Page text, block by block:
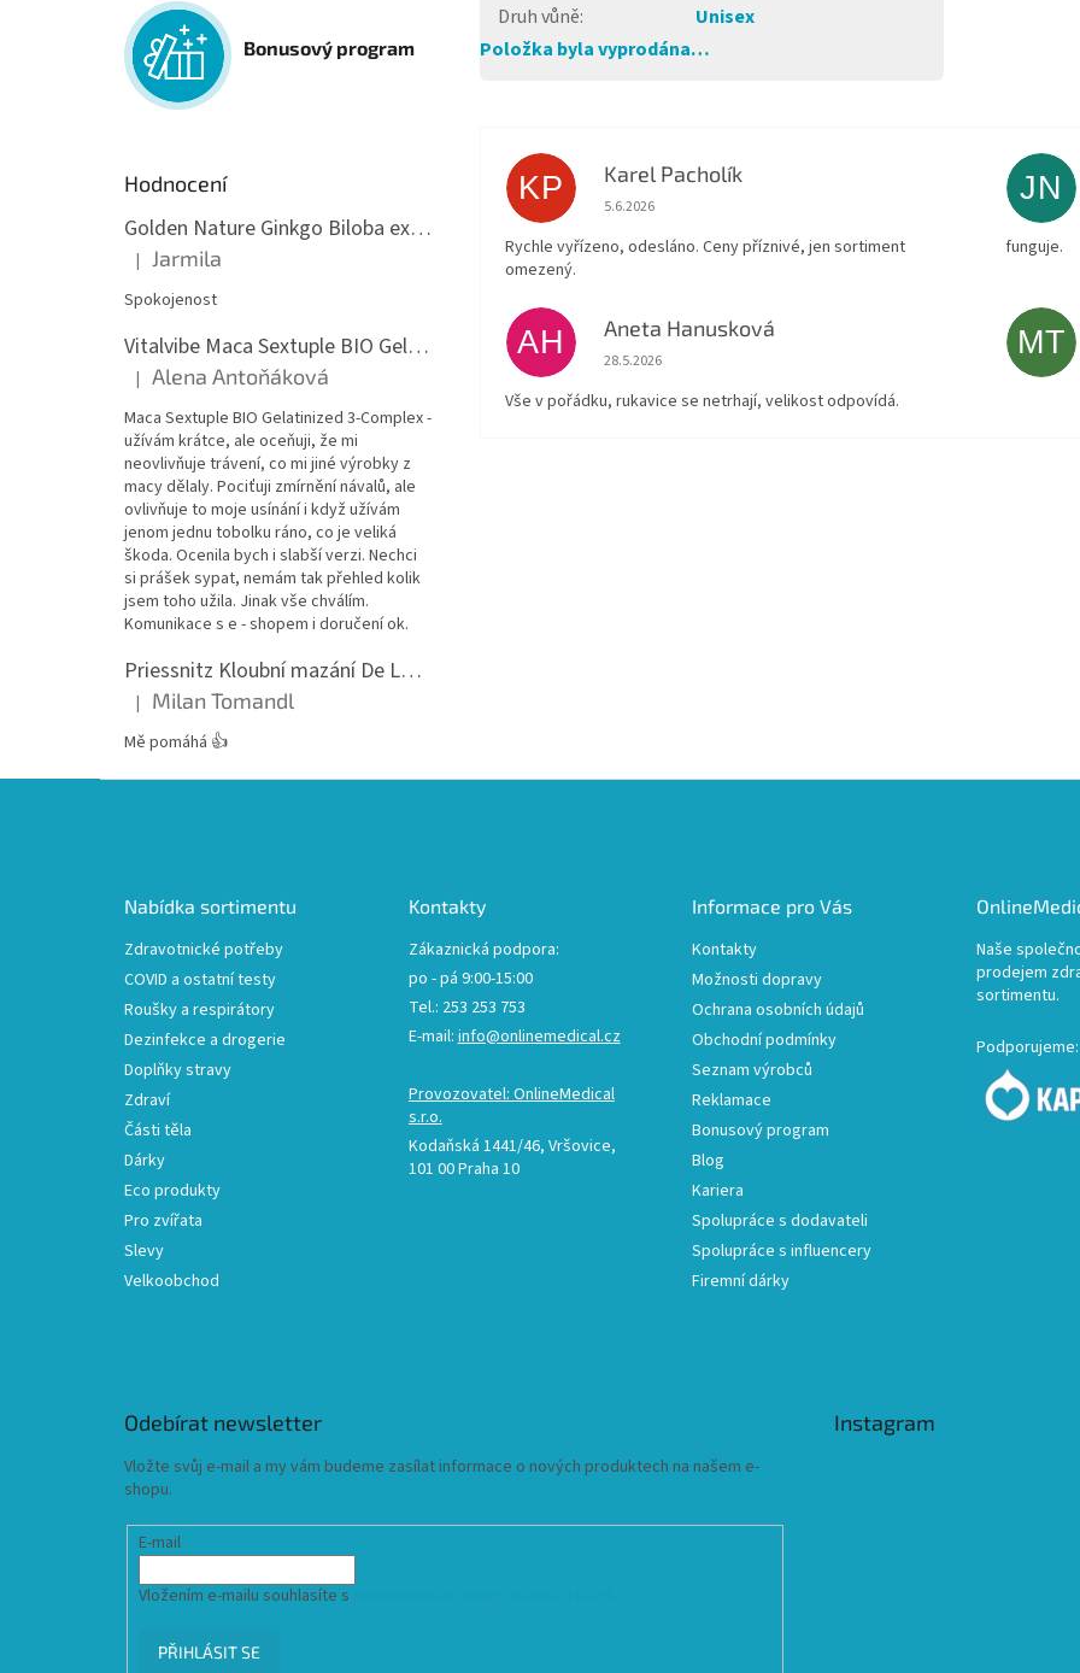
Bonusový program
Hodnocení
Golden Nature Ginkgo Biloba extrakt 50:1 60mg, 100 kapslí
Hodnocení produktu je 5 z 5 hvězdiček.
| Jarmila
Spokojenost
Vitalvibe Maca Sextuple BIO Gelatinized 3-Complex, 60 kapslí
Hodnocení produktu je 5 z 5 hvězdiček.
| Alena Antoňáková
Maca Sextuple BIO Gelatinized 3-Complex -
užívám krátce, ale oceňuji, že mi
neovlivňuje trávení, co mi jiné výrobky z
macy dělaly. Pociťuji zmírnění návalů, ale
ovlivňuje to moje usínání i když užívám
jenom jednu tobolku ráno, co je veliká
škoda. Ocenila bych i slabší verzi. Nechci
si prášek sypat, nemám tak přehled kolik
jsem toho užila. Jinak vše chválím.
Komunikace s e - shopem i doručení ok.
Priessnitz Kloubní mazání De Luxe, 200ml
Hodnocení produktu je 5 z 5 hvězdiček.
| Milan Tomandl
Mě pomáhá 👍
Druh vůně:
Unisex
Položka byla vyprodána…
KP Karel Pacholík
Hodnocení obchodu je 4 z 5 hvězdiček.
5.6.2026
Rychle vyřízeno, odesláno. Ceny příznivé, jen sortiment
omezený.
JN
funguje.
AH Aneta Hanusková
Hodnocení obchodu je 5 z 5 hvězdiček.
28.5.2026
Vše v pořádku, rukavice se netrhají, velikost odpovídá.
MT
Nabídka sortimentu
Zdravotnické potřeby
COVID a ostatní testy
Roušky a respirátory
Dezinfekce a drogerie
Doplňky stravy
Zdraví
Části těla
Dárky
Eco produkty
Pro zvířata
Slevy
Velkoobchod
Kontakty
Zákaznická podpora:
po - pá 9:00-15:00
Tel.: 253 253 753
E-mail: info@onlinemedical.cz
Provozovatel: OnlineMedical
s.r.o.
Kodaňská 1441/46, Vršovice,
101 00 Praha 10
Informace pro Vás
Kontakty
Možnosti dopravy
Ochrana osobních údajů
Obchodní podmínky
Seznam výrobců
Reklamace
Bonusový program
Blog
Kariera
Spolupráce s dodavateli
Spolupráce s influencery
Firemní dárky
Naše
prodejem
sortimentu.
Podporujeme:
Odebírat newsletter
Vložte svůj e-mail a my vám budeme zasílat informace o nových produktech na našem e-
shopu.
E-mail
Vložením e-mailu souhlasíte s
PŘIHLÁSIT SE
Instagram